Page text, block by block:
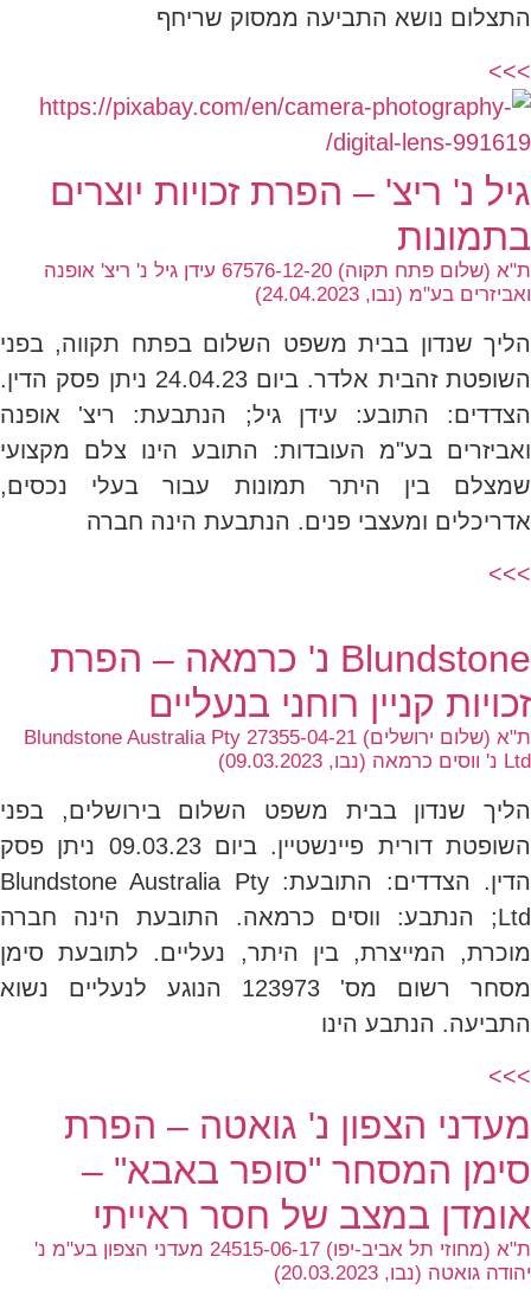
התצלום נושא התביעה ממסוק שריחף
>>>
גיל נ' ריצ' – הפרת זכויות יוצרים
בתמונות
ת"א (שלום פתח תקוה) 67576-12-20 עידן גיל נ' ריצ' אופנה
ואביזרים בע"מ (נבו, 24.04.2023)
הליך שנדון בבית משפט השלום בפתח תקווה, בפני
השופטת זהבית אלדר. ביום 24.04.23 ניתן פסק הדין.
הצדדים: התובע: עידן גיל; הנתבעת: ריצ' אופנה
ואביזרים בע"מ העובדות: התובע הינו צלם מקצועי
שמצלם בין היתר תמונות עבור בעלי נכסים,
אדריכלים ומעצבי פנים. הנתבעת הינה חברה
>>>
Blundstone נ' כרמאה – הפרת
זכויות קניין רוחני בנעליים
ת"א (שלום ירושלים) 27355-04-21 Blundstone Australia Pty
Ltd נ' ווסים כרמאה (נבו, 09.03.2023)
הליך שנדון בבית משפט השלום בירושלים, בפני
השופטת דורית פיינשטיין. ביום 09.03.23 ניתן פסק
הדין. הצדדים: התובעת: Blundstone Australia Pty
Ltd; הנתבע: ווסים כרמאה. התובעת הינה חברה
מוכרת, המייצרת, בין היתר, נעליים. לתובעת סימן
מסחר רשום מס' 123973 הנוגע לנעליים נשוא
התביעה. הנתבע הינו
>>>
מעדני הצפון נ' גואטה – הפרת
סימן המסחר "סופר באבא" –
אומדן במצב של חסר ראייתי
ת"א (מחוזי תל אביב-יפו) 24515-06-17 מעדני הצפון בע"מ נ'
יהודה גואטה (נבו, 20.03.2023)